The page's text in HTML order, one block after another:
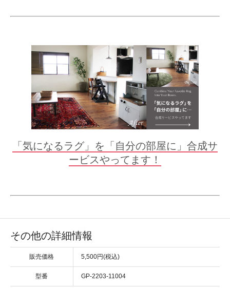
「気になるラグ」を「自分の部屋に」合成サ
ービスやってます！
その他の詳細情報
販売価格 5,500円(税込)
型番 GP-2203-11004